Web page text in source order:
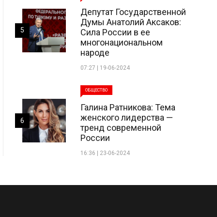
Депутат Государственной
Думы Анатолий Аксаков:
Сила России в ее
многонациональном
народе
07:27 | 19-06-2024
5
ОБЩЕСТВО
Галина Ратникова: Тема
женского лидерства —
тренд современной
России
16:36 | 23-06-2024
6